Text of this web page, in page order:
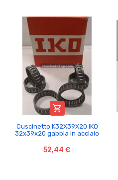

Cuscinetto K32X39X20 IKO
32x39x20 gabbia in acciaio
52,44 €